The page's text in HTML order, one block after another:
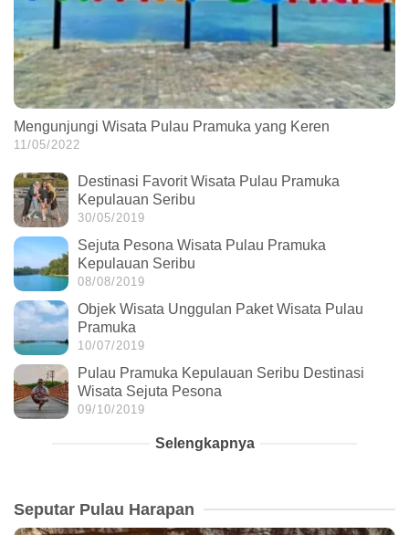
Mengunjungi Wisata Pulau Pramuka yang Keren
11/05/2022
Destinasi Favorit Wisata Pulau Pramuka
Kepulauan Seribu
30/05/2019
Sejuta Pesona Wisata Pulau Pramuka
Kepulauan Seribu
08/08/2019
Objek Wisata Unggulan Paket Wisata Pulau
Pramuka
10/07/2019
Pulau Pramuka Kepulauan Seribu Destinasi
Wisata Sejuta Pesona
09/10/2019
Selengkapnya
Seputar Pulau Harapan